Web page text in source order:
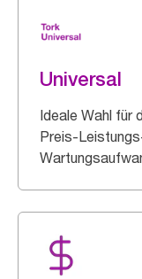
Universal
Ideale Wahl für
Preis-